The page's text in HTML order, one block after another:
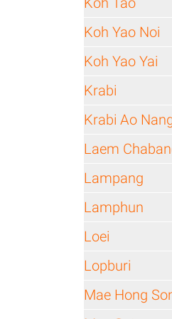
Koh Yao Noi
Koh Yao Yai
Krabi
Krabi Ao
Laem
Lampang
Lamphun
Loei
Lopburi
Mae Hong